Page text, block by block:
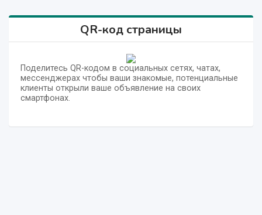
QR-код страницы
Поделитесь QR-кодом в социальных сетях, чатах,
мессенджерах чтобы ваши знакомые, потенциальные
клиенты открыли ваше объявление на своих
смартфонах.